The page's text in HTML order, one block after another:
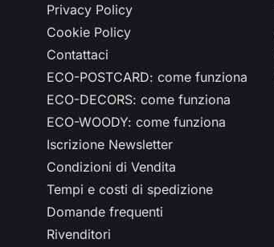
Privacy Policy
Cookie Policy
Contattaci
ECO-POSTCARD: come funziona
ECO-DECORS: come funziona
ECO-WOODY: come funziona
Iscrizione Newsletter
Condizioni di Vendita
Tempi e costi di spedizione
Domande frequenti
Rivenditori